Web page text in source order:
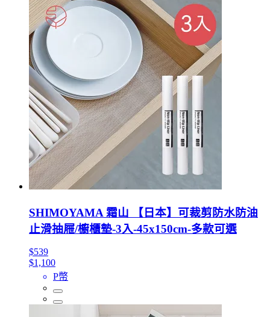
SHIMOYAMA 霜山 【日本】可裁剪防水防油
止滑抽屜/櫥櫃墊-3入-45x150cm-多款可選
$539
$1,100
P幣